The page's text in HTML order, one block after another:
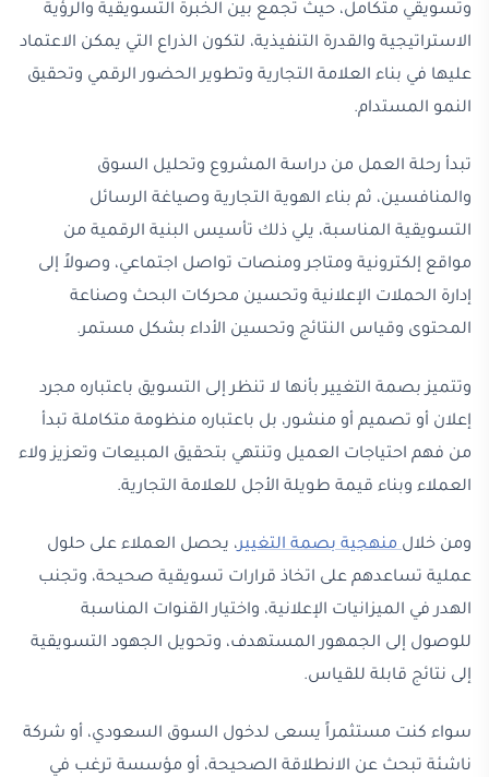
وتسويقي متكامل، حيث تجمع بين الخبرة التسويقية والرؤية
الاستراتيجية والقدرة التنفيذية، لتكون الذراع التي يمكن الاعتماد
عليها في بناء العلامة التجارية وتطوير الحضور الرقمي وتحقيق
النمو المستدام.
تبدأ رحلة العمل من دراسة المشروع وتحليل السوق
والمنافسين، ثم بناء الهوية التجارية وصياغة الرسائل
التسويقية المناسبة، يلي ذلك تأسيس البنية الرقمية من
مواقع إلكترونية ومتاجر ومنصات تواصل اجتماعي، وصولاً إلى
إدارة الحملات الإعلانية وتحسين محركات البحث وصناعة
المحتوى وقياس النتائج وتحسين الأداء بشكل مستمر.
وتتميز بصمة التغيير بأنها لا تنظر إلى التسويق باعتباره مجرد
إعلان أو تصميم أو منشور، بل باعتباره منظومة متكاملة تبدأ
من فهم احتياجات العميل وتنتهي بتحقيق المبيعات وتعزيز ولاء
العملاء وبناء قيمة طويلة الأجل للعلامة التجارية.
ومن خلالمنهجية بصمة التغيير، يحصل العملاء على حلول
عملية تساعدهم على اتخاذ قرارات تسويقية صحيحة، وتجنب
الهدر في الميزانيات الإعلانية، واختيار القنوات المناسبة
للوصول إلى الجمهور المستهدف، وتحويل الجهود التسويقية
إلى نتائج قابلة للقياس.
سواء كنت مستثمراً يسعى لدخول السوق السعودي، أو شركة
ناشئة تبحث عن الانطلاقة الصحيحة، أو مؤسسة ترغب في